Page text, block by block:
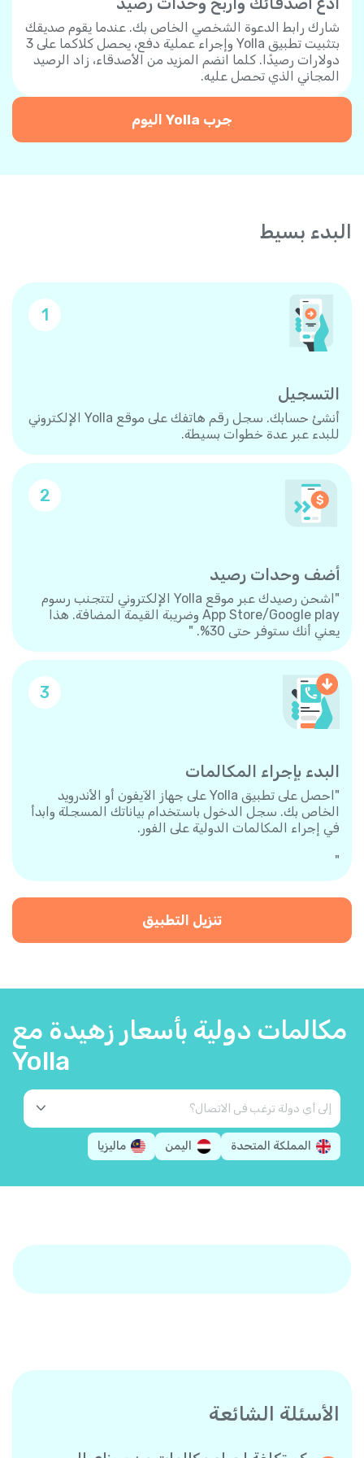
شارك رابط الدعوة الشخصي الخاص بك. عندما يقوم صديقك
بتثبيت تطبيق Yolla وإجراء عملية دفع، يحصل كلاكما على 3
دولارات رصيدًا. كلما انضم المزيد من الأصدقاء، زاد الرصيد
المجاني الذي تحصل عليه.
جرب Yolla اليوم
البدء بسيط
1
التسجيل
أنشئ حسابك. سجل رقم هاتفك على موقع Yolla الإلكتروني
للبدء عبر عدة خطوات بسيطة.
2
أضف وحدات رصيد
"اشحن رصيدك عبر موقع Yolla الإلكتروني لتتجنب رسوم
App Store/Google play وضريبة القيمة المضافة. هذا
يعني أنك ستوفر حتى 30%. "
3
البدء بإجراء المكالمات
"احصل على تطبيق Yolla على جهاز الآيفون أو الأندرويد
الخاص بك. سجل الدخول باستخدام بياناتك المسجلة وابدأ
في إجراء المكالمات الدولية على الفور.
"
تنزيل التطبيق
مكالمات دولية بأسعار زهيدة مع
Yolla
المملكة المتحدة اليمن ماليزيا
الأسئلة الشائعة